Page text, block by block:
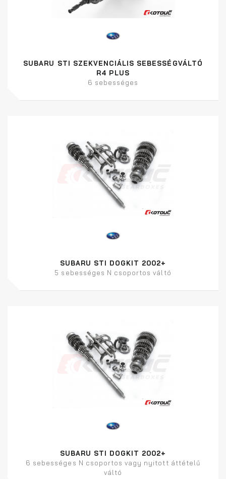
SUBARU STI SZEKVENCIÁLIS SEBESSÉGVÁLTÓ
R4 PLUS
6 sebességes
SUBARU STI DOGKIT 2002+
5 sebességes N csoportos váltó
SUBARU STI DOGKIT 2002+
6 sebességes N csoportos vagy nyitott áttételű
váltó